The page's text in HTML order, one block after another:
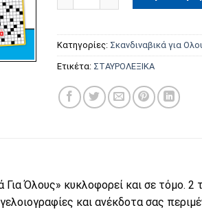
Κατηγορίες: Σκανδιναβικά για
Ετικέτα: ΣΤΑΥΡΟΛΕΞΙΚΑ
Όλους» κυκλοφορεί και σε τόμο. 2
και ανέκδοτα σας